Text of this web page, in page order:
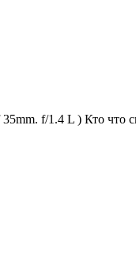
f/1.4 L ) Кто что